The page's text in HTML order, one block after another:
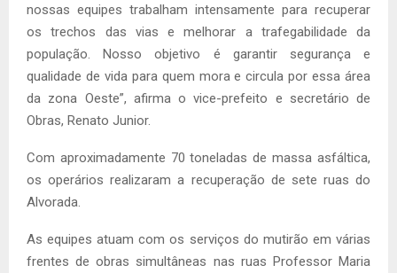
nossas equipes trabalham intensamente para recuperar
os trechos das vias e melhorar a trafegabilidade da
população. Nosso objetivo é garantir segurança e
qualidade de vida para quem mora e circula por essa área
da zona Oeste”, afirma o vice-prefeito e secretário de
Obras, Renato Junior.
Com aproximadamente 70 toneladas de massa asfáltica,
os operários realizaram a recuperação de sete ruas do
Alvorada.
As equipes atuam com os serviços do mutirão em várias
frentes de obras simultâneas nas ruas Professor Maria